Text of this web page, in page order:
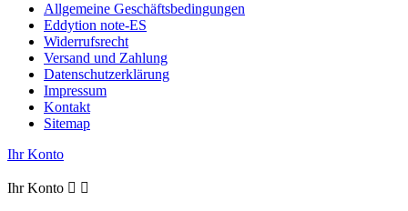
Allgemeine Geschäftsbedingungen
Eddytion note-ES
Widerrufsrecht
Versand und Zahlung
Datenschutzerklärung
Impressum
Kontakt
Sitemap
Ihr Konto
Ihr Konto  